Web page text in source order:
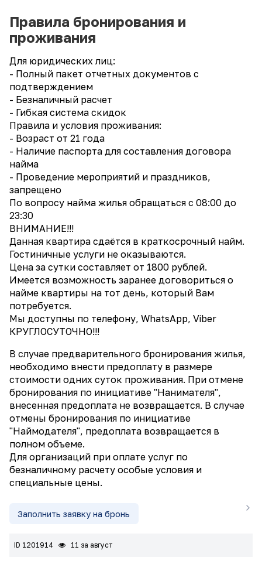
Правила бронирования и
проживания
Для юридических лиц:
- Полный пакет отчетных документов с
подтверждением
- Безналичный расчет
- Гибкая система скидок
Правила и условия проживания:
- Возраст от 21 года
- Наличие паспорта для составления договора
найма
- Проведение мероприятий и праздников,
запрещено
По вопросу найма жилья обращаться с 08:00 до
23:30
ВНИМАНИЕ!!!
Данная квартира сдаётся в краткосрочный найм.
Гостиничные услуги не оказываются.
Цена за сутки составляет от 1800 рублей.
Имеется возможность заранее договориться о
найме квартиры на тот день, который Вам
потребуется.
Мы доступны по телефону, WhatsApp, Viber
КРУГЛОСУТОЧНО!!!
В случае предварительного бронирования жилья,
необходимо внести предоплату в размере
стоимости одних суток проживания. При отмене
бронирования по инициативе "Нанимателя",
внесенная предоплата не возвращается. В случае
отмены бронирования по инициативе
"Наймодателя", предоплата возвращается в
полном объеме.
Для организаций при оплате услуг по
безналичному расчету особые условия и
специальные цены.
Заполнить заявку на бронь
ID 1201914 11 за август